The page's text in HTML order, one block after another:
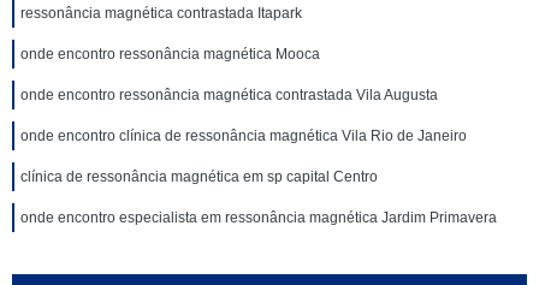
ressonância magnética contrastada Itapark
onde encontro ressonância magnética Mooca
onde encontro ressonância magnética contrastada Vila Augusta
onde encontro clínica de ressonância magnética Vila Rio de Janeiro
clínica de ressonância magnética em sp capital Centro
onde encontro especialista em ressonância magnética Jardim Primavera